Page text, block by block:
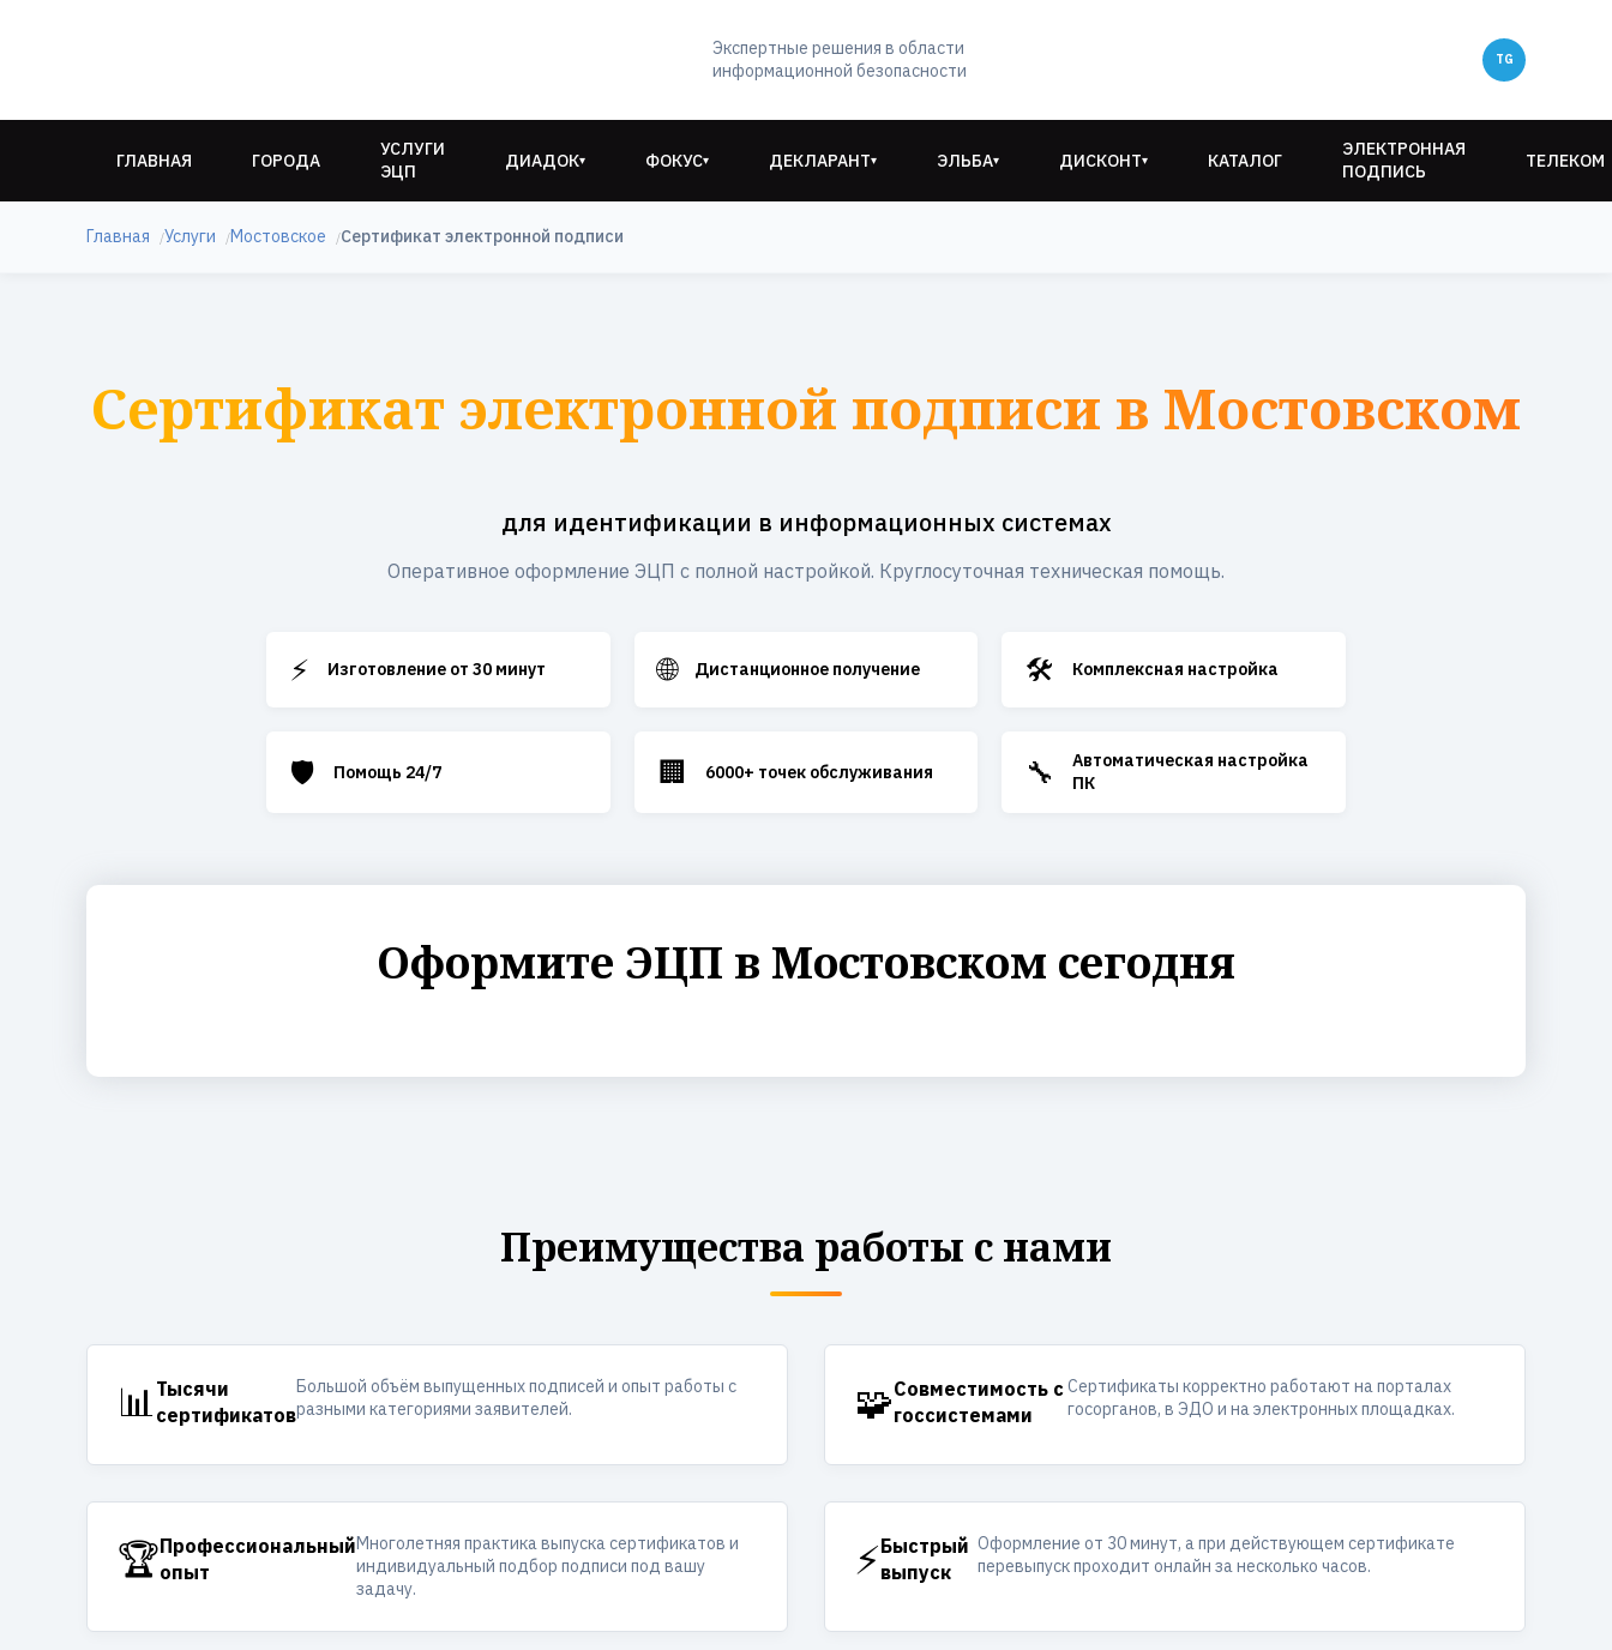
Экспертные решения в области
информационной безопасности
ГЛАВНАЯ ГОРОДА
УСЛУГИ
ЭЦП
ДИАДОК▾ ФОКУС▾ ДЕКЛАРАНТ▾ ЭЛЬБА▾ ДИСКОНТ▾ КАТАЛОГ
ЭЛЕКТРОННАЯ
ПОДПИСЬ
ТЕЛЕКОМ
Главная Услуги Мостовское Сертификат электронной подписи
Сертификат электронной подписи в Мостовском
для идентификации в информационных системах
Оперативное оформление ЭЦП с полной настройкой. Круглосуточная техническая помощь.
⚡ Изготовление от 30 минут 🌐 Дистанционное получение 🛠️ Комплексная настройка
🛡️ Помощь 24/7 🏢 6000+ точек обслуживания 🔧
Автоматическая настройка
ПК
Оформите ЭЦП в Мостовском сегодня
Преимущества работы с нами
📊 Тысячи
сертификатов
Большой объём выпущенных подписей и опыт работы с
разными категориями заявителей.
🧩Совместимость с
госсистемами
Сертификаты корректно работают на порталах
госорганов, в ЭДО и на электронных площадках.
🏆Профессиональный
опыт
Многолетняя практика выпуска сертификатов и
индивидуальный подбор подписи под вашу
задачу.
⚡Быстрый
выпуск
Оформление от 30 минут, а при действующем сертификате
перевыпуск проходит онлайн за несколько часов.